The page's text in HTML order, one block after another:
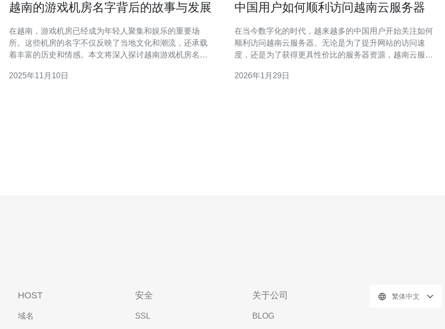
越南的游戏机房名字背后的故事与发展
在越南，游戏机房已经成为年轻人聚集和娱乐的重要场
所。这些机房的名字不仅反映了当地文化和潮流，还承载
着丰富的历史和情感。本文将深入探讨越南游戏机房名字
文化的传播和发展。 越南的游戏机房名字是什么样的？ 越
2025年11月10日
中国用户如何顺利访问越南云服务器
在当今数字化的时代，越来越多的中国用户开始关注如何
顺利访问越南云服务器。无论是为了提升网站的访问速
度，还是为了获得更具性价比的服务器资源，越南云服务
访问这些服务器，尤其是在中国的网络环境下，可能会面
2026年1月29日
HOST
域名
安全
SSL
关于公司
BLOG
繁体中文